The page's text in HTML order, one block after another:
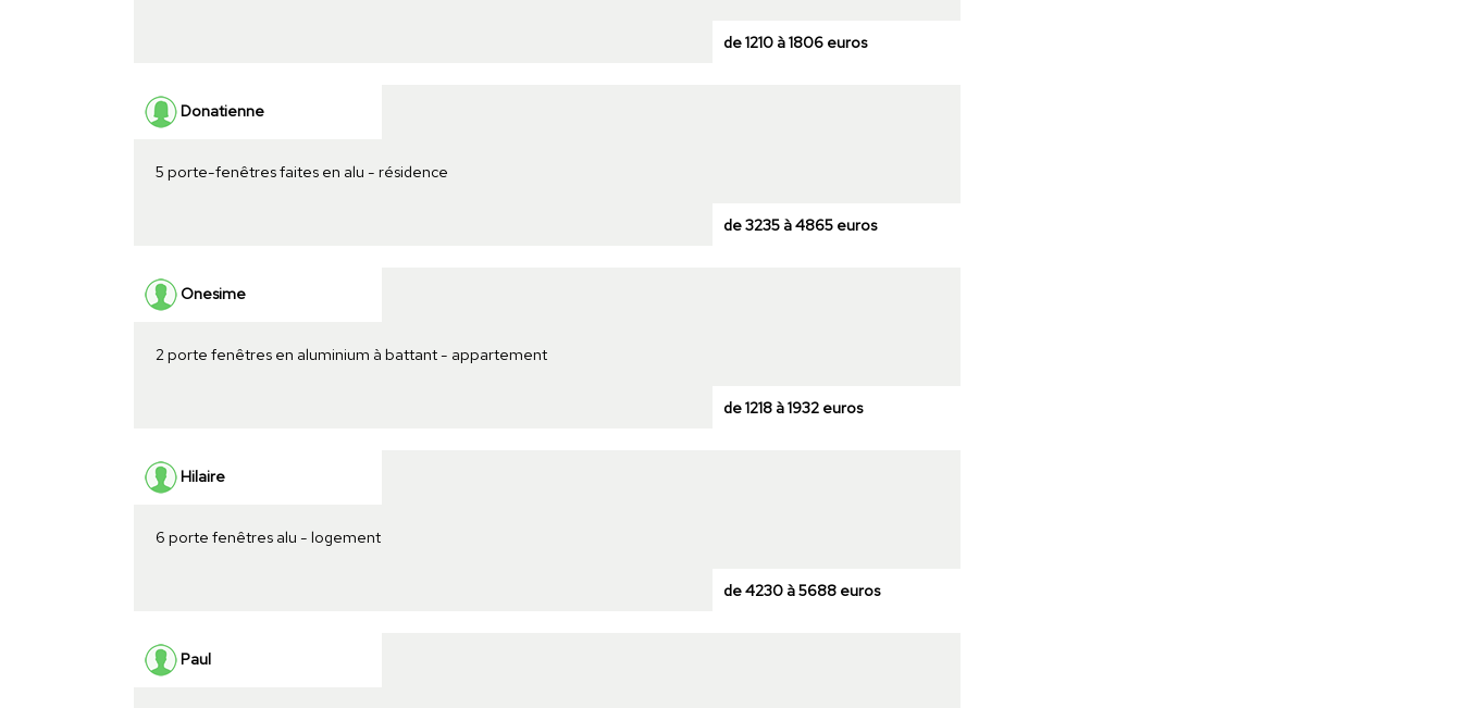
de 1210 à 1806 euros
Donatienne
5 porte-fenêtres faites en alu - résidence
de 3235 à 4865 euros
Onesime
2 porte fenêtres en aluminium à battant - appartement
de 1218 à 1932 euros
Hilaire
6 porte fenêtres alu - logement
de 4230 à 5688 euros
Paul